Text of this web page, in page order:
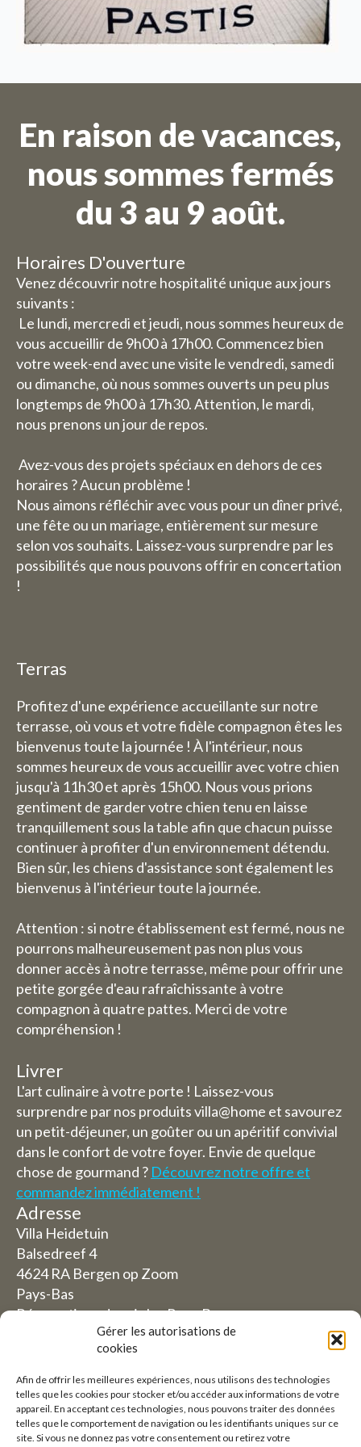
Gérer les autorisations de
cookies
Afin de offrir les meilleures expériences, nous utilisons des technologies
telles que les cookies pour stocker et/ou accéder aux informations de votre
appareil. En acceptant ces technologies, nous pouvons traiter des données
telles que le comportement de navigation ou les identifiants uniques sur ce
site. Si vous ne donnez pas votre consentement ou retirez votre
En raison de vacances,
nous sommes fermés
du 3 au 9 août.
Horaires D'ouverture
Venez découvrir notre hospitalité unique aux jours
suivants :
Le lundi, mercredi et jeudi, nous sommes heureux de
vous accueillir de 9h00 à 17h00. Commencez bien
votre week-end avec une visite le vendredi, samedi
ou dimanche, où nous sommes ouverts un peu plus
longtemps de 9h00 à 17h30. Attention, le mardi,
nous prenons un jour de repos.
Avez-vous des projets spéciaux en dehors de ces
horaires ? Aucun problème !
Nous aimons réfléchir avec vous pour un dîner privé,
une fête ou un mariage, entièrement sur mesure
selon vos souhaits. Laissez-vous surprendre par les
possibilités que nous pouvons offrir en concertation
!
Terras
Profitez d'une expérience accueillante sur notre
terrasse, où vous et votre fidèle compagnon êtes les
bienvenus toute la journée ! À l'intérieur, nous
sommes heureux de vous accueillir avec votre chien
jusqu'à 11h30 et après 15h00. Nous vous prions
gentiment de garder votre chien tenu en laisse
tranquillement sous la table afin que chacun puisse
continuer à profiter d'un environnement détendu.
Bien sûr, les chiens d'assistance sont également les
bienvenus à l'intérieur toute la journée.
Attention : si notre établissement est fermé, nous ne
pourrons malheureusement pas non plus vous
donner accès à notre terrasse, même pour offrir une
petite gorgée d'eau rafraîchissante à votre
compagnon à quatre pattes. Merci de votre
compréhension !
Livrer
L'art culinaire à votre porte ! Laissez-vous
surprendre par nos produits villa@home et savourez
un petit-déjeuner, un goûter ou un apéritif convivial
dans le confort de votre foyer. Envie de quelque
chose de gourmand ? Découvrez notre offre et
commandez immédiatement !
Adresse
Villa Heidetuin
Balsedreef 4
4624 RA Bergen op Zoom
Pays-Bas
Réservations depuis les Pays-Bas
06-19117004
Depuis l'étranger (Réservations depuis l'extérieur
des Pays-Bas)
+31 (0)619117004